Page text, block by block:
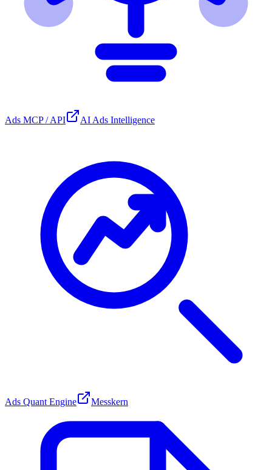
Ads MCP / API AI Ads Intelligence
Ads Quant Engine Messkern